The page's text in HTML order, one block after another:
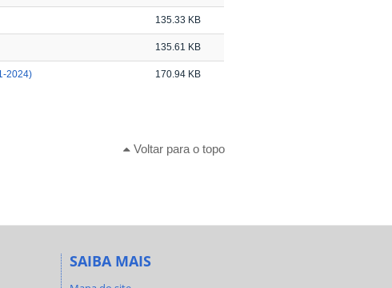
135.33 KB
135.61 KB
2024) 170.94 KB
Voltar para o topo
SAIBA MAIS